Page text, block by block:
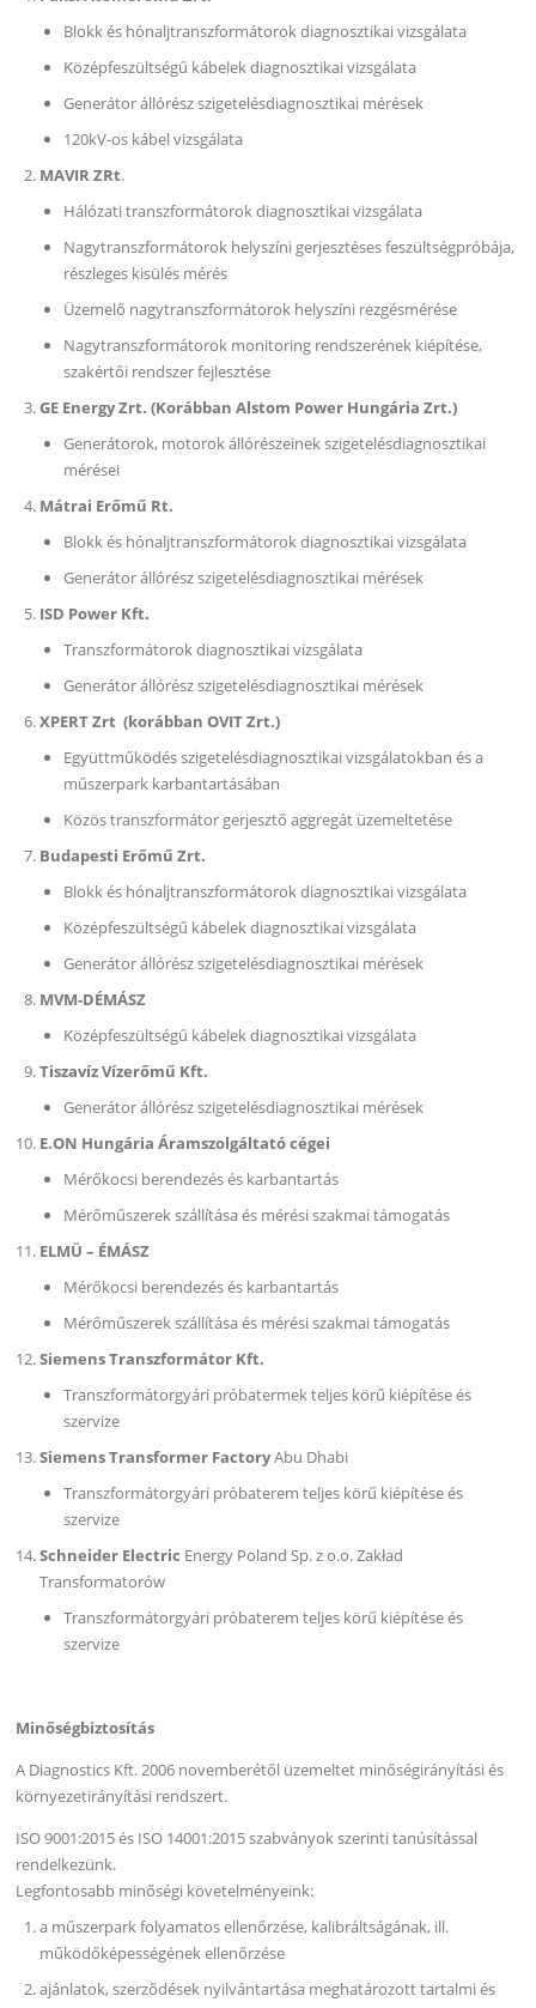
Blokk és hónaljtranszformátorok diagnosztikai vizsgálata
Középfeszültségű kábelek diagnosztikai vizsgálata
Generátor állórész szigetelésdiagnosztikai mérések
120kV-os kábel vizsgálata
MAVIR ZRt.
Hálózati transzformátorok diagnosztikai vizsgálata
Nagytranszformátorok helyszíni gerjesztéses feszültségpróbája,
részleges kisülés mérés
Üzemelő nagytranszformátorok helyszíni rezgésmérése
Nagytranszformátorok monitoring rendszerének kiépítése,
szakértői rendszer fejlesztése
GE Energy Zrt. (Korábban Alstom Power Hungária Zrt.)
Generátorok, motorok állórészeinek szigetelésdiagnosztikai
mérései
Mátrai Erőmű Rt.
Blokk és hónaljtranszformátorok diagnosztikai vizsgálata
Generátor állórész szigetelésdiagnosztikai mérések
ISD Power Kft.
Transzformátorok diagnosztikai vizsgálata
Generátor állórész szigetelésdiagnosztikai mérések
XPERT Zrt (korábban OVIT Zrt.)
Együttműködés szigetelésdiagnosztikai vizsgálatokban és a
műszerpark karbantartásában
Közös transzformátor gerjesztő aggregát üzemeltetése
Budapesti Erőmű Zrt.
Blokk és hónaljtranszformátorok diagnosztikai vizsgálata
Középfeszültségű kábelek diagnosztikai vizsgálata
Generátor állórész szigetelésdiagnosztikai mérések
MVM-DÉMÁSZ
Középfeszültségű kábelek diagnosztikai vizsgálata
Tiszavíz Vízerőmű Kft.
Generátor állórész szigetelésdiagnosztikai mérések
E.ON Hungária Áramszolgáltató cégei
Mérőkocsi berendezés és karbantartás
Mérőműszerek szállítása és mérési szakmai támogatás
ELMÜ – ÉMÁSZ
Mérőkocsi berendezés és karbantartás
Mérőműszerek szállítása és mérési szakmai támogatás
Siemens Transzformátor Kft.
Transzformátorgyári próbatermek teljes körű kiépítése és
szervize
Siemens Transformer FactoryAbu Dhabi
Transzformátorgyári próbaterem teljes körű kiépítése és
szervize
Schneider Electric Energy Poland Sp. z o.o. Zakład
Transformatorów
Transzformátorgyári próbaterem teljes körű kiépítése és
szervize
Minőségbiztosítás
A Diagnostics Kft. 2006 novemberétől üzemeltet minőségirányítási és
környezetirányítási rendszert.
ISO 9001:2015 és ISO 14001:2015 szabványok szerinti tanúsítással
rendelkezünk.
Legfontosabb minőségi követelményeink:
a műszerpark folyamatos ellenőrzése, kalibráltságának, ill.
működőképességének ellenőrzése
ajánlatok, szerződések nyilvántartása meghatározott tartalmi és